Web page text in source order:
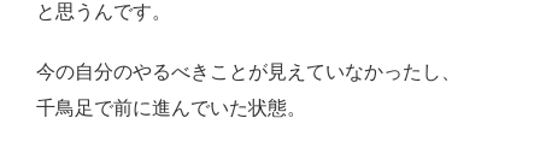
と思うんです。
今の自分のやるべきことが見えていなかったし、
千鳥足で前に進んでいた状態。